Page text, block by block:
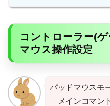
コントローラー(
マウス操作設定
パッドマウスモ
メインコマン